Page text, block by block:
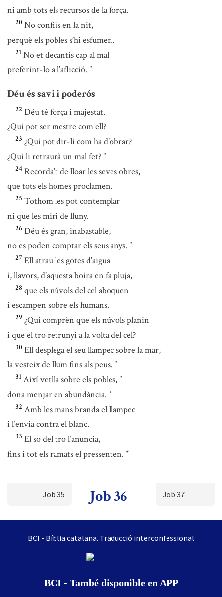
ni amb tots els recursos de la força.
20 No confiïs en la nit,
perquè els pobles s’hi esfumen.
21 No et decantis cap al mal
preferint-lo a l’aflicció. *
Déu és savi i poderós
22 Déu té força i majestat.
¿Qui pot ser mestre com ell?
23 ¿Qui pot dir-li com ha d’obrar?
¿Qui li retraurà un mal fet? *
24 Recorda’t de lloar les seves obres,
que tots els homes proclamen.
25 Tothom les pot contemplar
ni que les miri de lluny.
26 Déu és gran, inabastable,
no es poden comptar els seus anys. *
27 Ell atrau les gotes d’aigua
i, llavors, d’aquesta boira en fa pluja,
28 que els núvols del cel aboquen
i escampen sobre els humans.
29 ¿Qui comprèn que els núvols planin
i que el tro retrunyi a la volta del cel?
30 Ell desplega el seu llampec sobre la mar,
la vesteix de llum fins als peus. *
31 Així vetlla sobre els pobles, *
dona menjar en abundància. *
32 Amb les mans branda el llampec
i l’envia contra el blanc.
33 El so del tro l’anuncia,
fins i tot els ramats el pressenten. *
Job 35 Job 36 Job 37
BCI - Bíblia catalana. Traducció interconfessional
BCI - També disponible en APP